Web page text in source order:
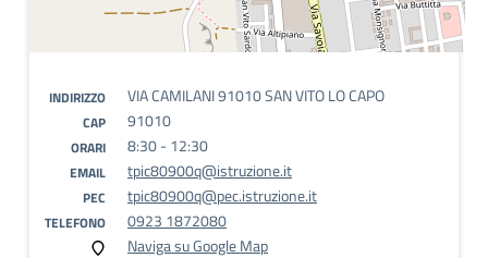
INDIRIZZO VIA CAMILANI 91010 SAN VITO LO CAPO
CAP 91010
ORARI 8:30 - 12:30
EMAIL tpic80900q@istruzione.it
PEC tpic80900q@pec.istruzione.it
TELEFONO
0923 1872080
Naviga su Google Map